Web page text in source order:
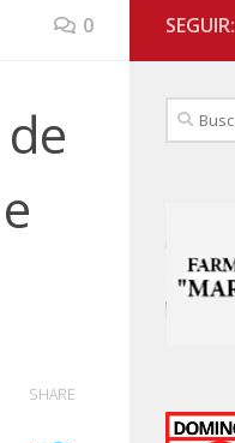
0
SHARE
SEGUIR:
Buscar: